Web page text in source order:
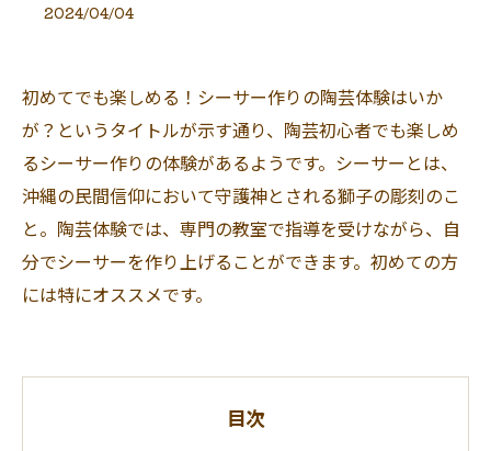
2024/04/04
初めてでも楽しめる！シーサー作りの陶芸体験はいか
が？というタイトルが示す通り、陶芸初心者でも楽しめ
るシーサー作りの体験があるようです。シーサーとは、
沖縄の民間信仰において守護神とされる獅子の彫刻のこ
と。陶芸体験では、専門の教室で指導を受けながら、自
分でシーサーを作り上げることができます。初めての方
には特にオススメです。
目次